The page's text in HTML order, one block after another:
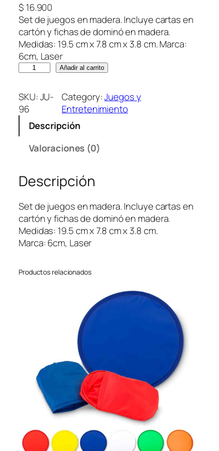
$ 16.900
Set de juegos en madera. Incluye cartas en
cartón y fichas de dominó en madera.
Medidas: 19.5 cm x 7.8 cm x 3.8 cm. Marca:
6cm, Laser
e
g
o
a
s
y
D
o
m
ó
Añadir al carrito
SKU:JU-
96
Category:Juegos y
Entretenimiento
Descripción
Valoraciones (0)
Descripción
Set de juegos en madera. Incluye cartas en
cartón y fichas de dominó en madera.
Medidas: 19.5 cm x 7.8 cm x 3.8 cm.
Marca: 6cm, Laser
Productos relacionados